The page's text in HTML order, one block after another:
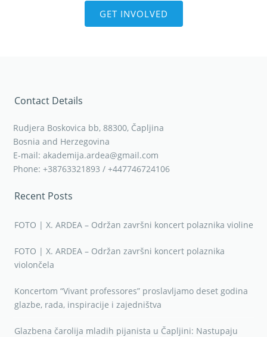
GET INVOLVED
Contact Details
Rudjera Boskovica bb, 88300, Čapljina
Bosnia and Herzegovina
E-mail: akademija.ardea@gmail.com
Phone: +38763321893 / +447746724106
Recent Posts
FOTO | X. ARDEA – Održan završni koncert polaznika violine
FOTO | X. ARDEA – Održan završni koncert polaznika
violončela
Koncertom “Vivant professores” proslavljamo deset godina
glazbe, rada, inspiracije i zajedništva
Glazbena čarolija mladih pijanista u Čapljini: Nastupaju